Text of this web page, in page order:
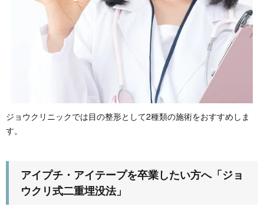
ジョウクリニックでは目の整形として2種類の施術をおすすめしま
す。
アイプチ・アイテープを卒業したい方へ「ジョ
ウクリ式二重埋没法」